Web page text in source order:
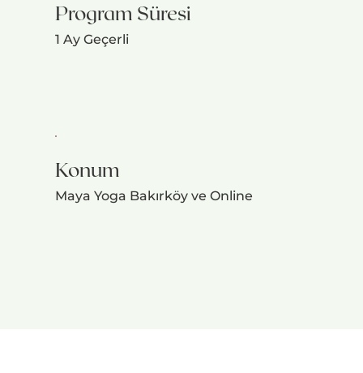
Program Süresi
1 Ay Geçerli
Konum
Maya Yoga Bakırköy ve Online